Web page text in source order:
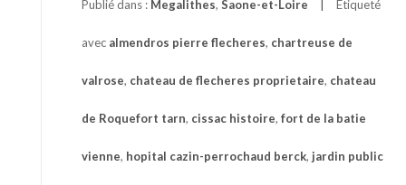
Publié dans : Megalithes, Saone-et-Loire Étiqueté
avec almendros pierre flecheres, chartreuse de
valrose, chateau de flecheres proprietaire, chateau
de Roquefort tarn, cissac histoire, fort de la batie
vienne, hopital cazin-perrochaud berck, jardin public